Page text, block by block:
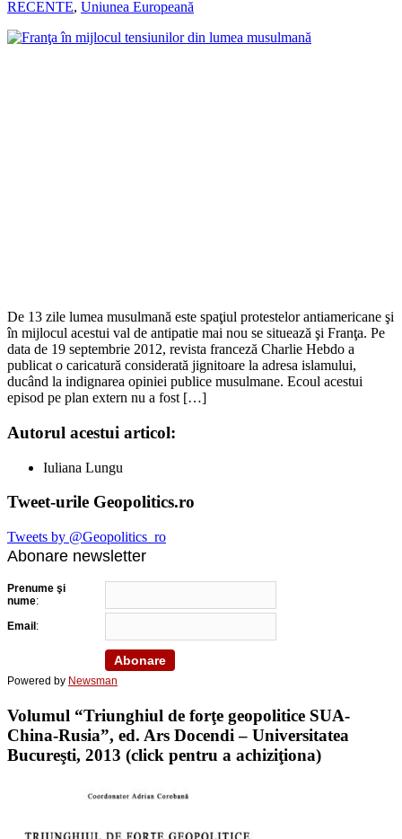
RECENTE, Uniunea Europeană
De 13 zile lumea musulmană este spaţiul protestelor antiamericane şi
în mijlocul acestui val de antipatie mai nou se situează şi Franţa. Pe
data de 19 septembrie 2012, revista franceză Charlie Hebdo a
publicat o caricatură considerată jignitoare la adresa islamului,
ducând la indignarea opiniei publice musulmane. Ecoul acestui
episod pe plan extern nu a fost […]
Autorul acestui articol:
Iuliana Lungu
Tweet-urile Geopolitics.ro
Tweets by @Geopolitics_ro
Abonare newsletter
Prenume şi
nume:
Email :
Powered by Newsman
Volumul “Triunghiul de forţe geopolitice SUA-
China-Rusia”, ed. Ars Docendi – Universitatea
Bucureşti, 2013 (click pentru a achiziţiona)